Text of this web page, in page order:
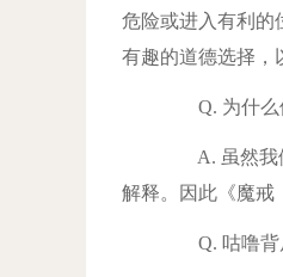
危险或进入有利的
有趣的道德选择，
Q. 为什么
A. 虽然我们
解释。因此《魔戒
Q. 咕噜背